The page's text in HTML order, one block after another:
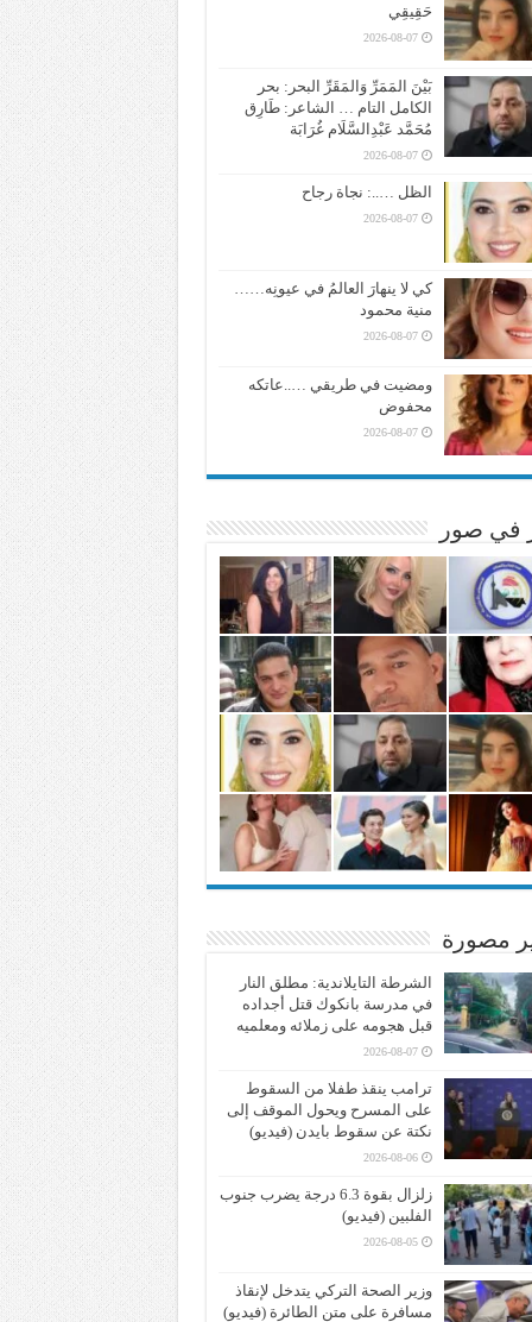
حَقِيقِي
2026-08-07
بَيْنَ المَمَرِّ وَالمَقَرِّ البحر: بحر
الكامل التام … الشاعر: طَارِق
مُحَمَّد عَبْدِالسَّلَام غُرَابَة
2026-08-07
الظل …..: نجاة رجاح
2026-08-07
كي لا ينهارَ العالمُ في عيونِه……
منية محمود
2026-08-07
ومضيت في طريقي …..عاتكه
محفوض
2026-08-07
في صور
مصورة
الشرطة التايلاندية: مطلق النار
في مدرسة بانكوك قتل أجداده
قبل هجومه على زملائه ومعلميه
2026-08-07
ترامب ينقذ طفلا من السقوط
على المسرح ويحول الموقف إلى
نكتة عن سقوط بايدن (فيديو)
2026-08-06
زلزال بقوة 6.3 درجة يضرب جنوب
الفلبين (فيديو)
2026-08-05
وزير الصحة التركي يتدخل لإنقاذ
مسافرة على متن الطائرة (فيديو)